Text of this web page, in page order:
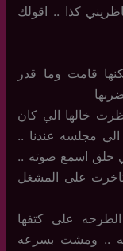
كذا .. اقولك
قامت وما قدر
خالها الي كان
مجلسه عندنا ..
لي خلق اسمع صوته ..
على المشغل
على كتفها
.. ومشت بسرعه